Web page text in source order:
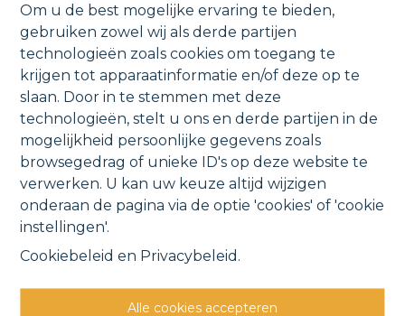
Om u de best mogelijke ervaring te bieden,
gebruiken zowel wij als derde partijen
technologieën zoals cookies om toegang te
krijgen tot apparaatinformatie en/of deze op te
slaan. Door in te stemmen met deze
technologieën, stelt u ons en derde partijen in de
mogelijkheid persoonlijke gegevens zoals
browsegedrag of unieke ID's op deze website te
verwerken. U kan uw keuze altijd wijzigen
onderaan de pagina via de optie 'cookies' of 'cookie
instellingen'.
Cookiebeleid en Privacybeleid.
Alle cookies accepteren
onderhoudsvriendelijke tuin
Nieuwstraat 34, 1840 Londerzeel
VERKOCHT
Vorige Lijst Volgende